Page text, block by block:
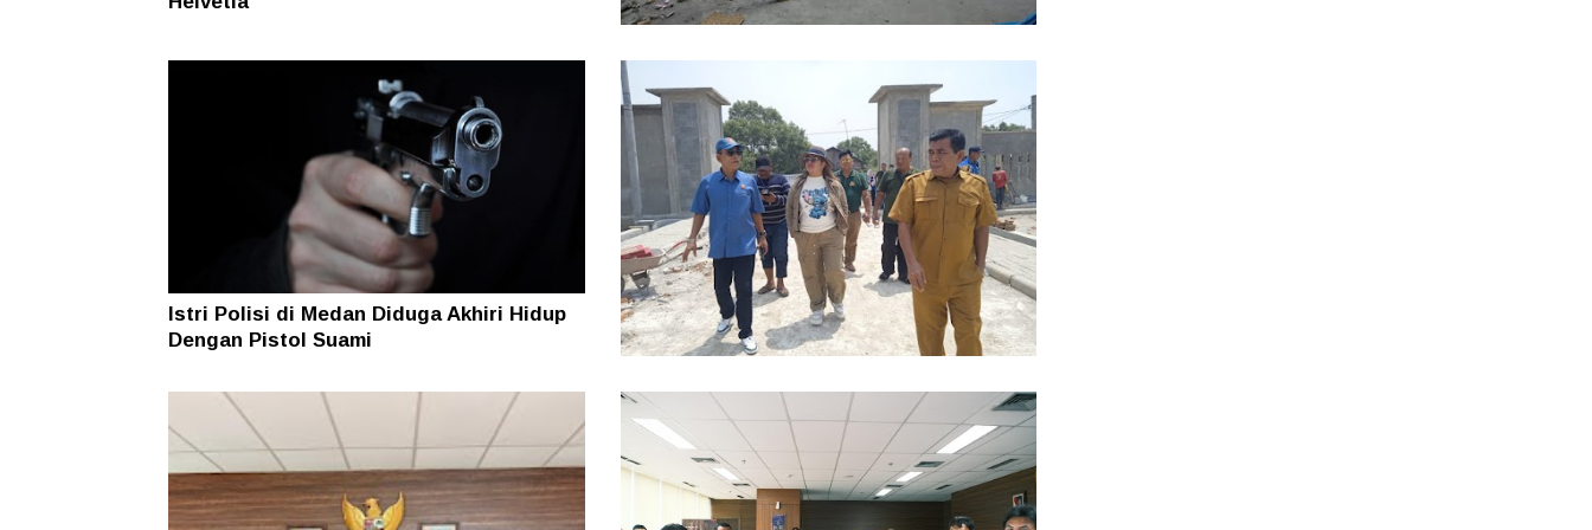
Rugi puluhan Juta! Warga Sidikalang
Lapor ke Polres Dairi Gegara Tanah
Sengketa
Istri Polisi di Medan Diduga Akhiri Hidup
Dengan Pistol Suami
Resmi Diluncurkan, Lomba Nelayan
Kreatif Sumut 2026 Siap Angkat Inovasi
dan Potensi Pesisir